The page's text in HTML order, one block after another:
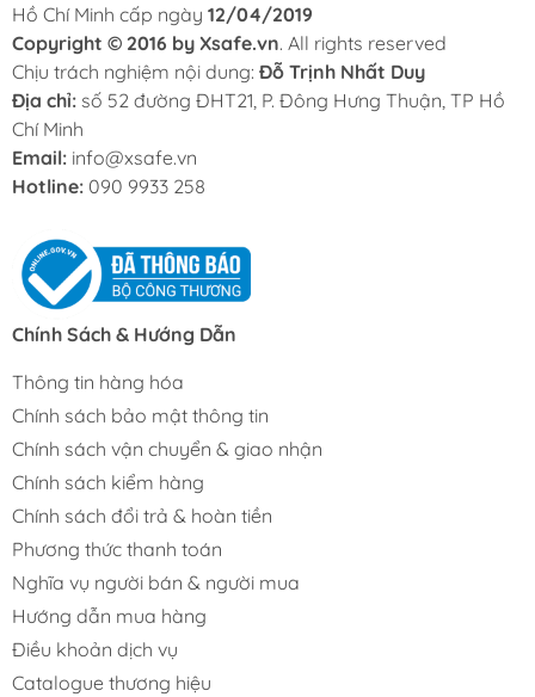
Hồ Chí Minh cấp ngày 12/04/2019
Copyright © 2016 by Xsafe.vn. All rights reserved
Chịu trách nghiệm nội dung: Đỗ Trịnh Nhất Duy
Địa chỉ: số 52 đường ĐHT21, P. Đông Hưng Thuận, TP Hồ
Chí Minh
Email: info@xsafe.vn
Hotline: 090 9933 258
Chính Sách & Hướng Dẫn
Thông tin hàng hóa
Chính sách bảo mật thông tin
Chính sách vận chuyển & giao nhận
Chính sách kiểm hàng
Chính sách đổi trả & hoàn tiền
Phương thức thanh toán
Nghĩa vụ người bán & người mua
Hướng dẫn mua hàng
Điều khoản dịch vụ
Catalogue thương hiệu